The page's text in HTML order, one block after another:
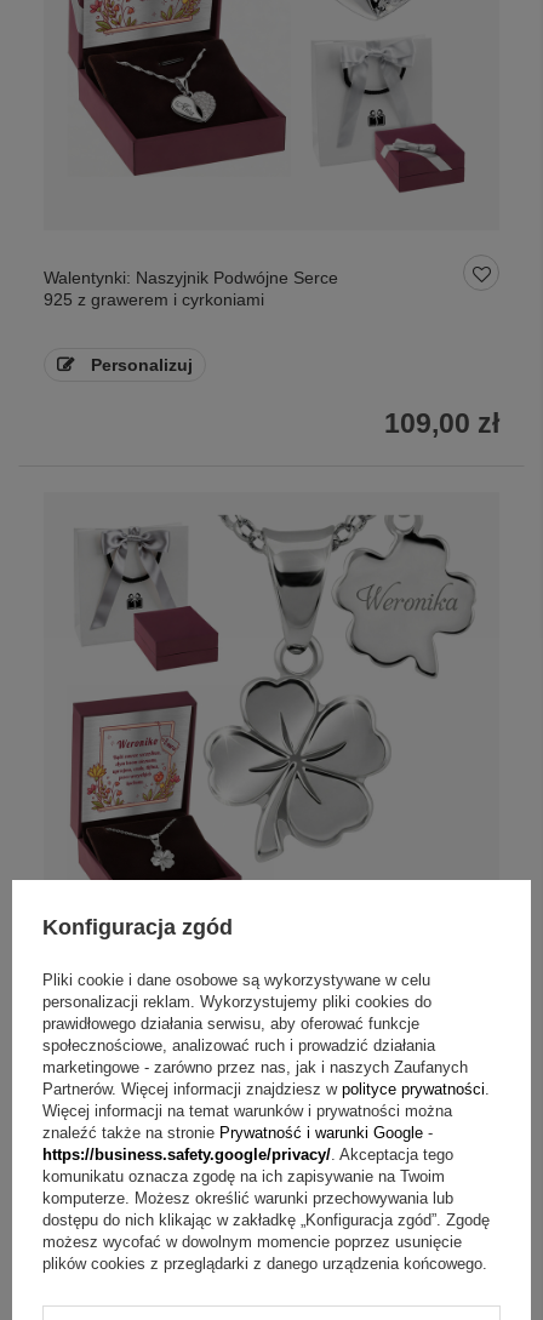
Walentynki: Naszyjnik Podwójne Serce
925 z grawerem i cyrkoniami
Personalizuj
109,00 zł
POLECANY
Opinie (22)
Wisiorek koniczynka ze srebra 925 z grawerem
i dedykacją
Personalizuj
109,00 zł
Konfiguracja zgód
Pliki cookie i dane osobowe są wykorzystywane w celu
personalizacji reklam. Wykorzystujemy pliki cookies do
prawidłowego działania serwisu, aby oferować funkcje
społecznościowe, analizować ruch i prowadzić działania
marketingowe - zarówno przez nas, jak i naszych Zaufanych
Partnerów. Więcej informacji znajdziesz w polityce prywatności.
Więcej informacji na temat warunków i prywatności można
znaleźć także na stronie Prywatność i warunki Google -
https://business.safety.google/privacy/. Akceptacja tego
komunikatu oznacza zgodę na ich zapisywanie na Twoim
komputerze. Możesz określić warunki przechowywania lub
dostępu do nich klikając w zakładkę „Konfiguracja zgód”. Zgodę
możesz wycofać w dowolnym momencie poprzez usunięcie
plików cookies z przeglądarki z danego urządzenia końcowego.